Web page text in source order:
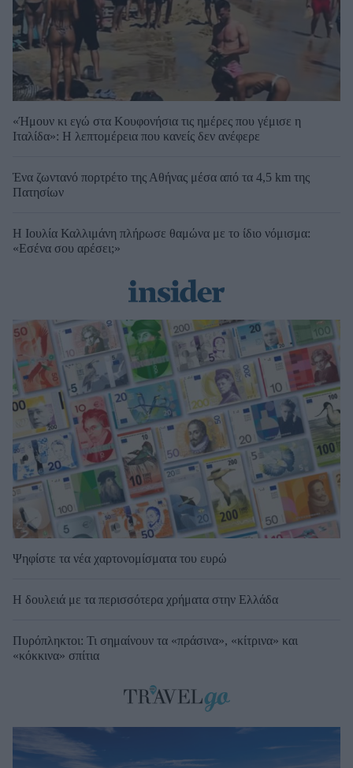
«Ήμουν κι εγώ στα Κουφονήσια τις ημέρες που γέμισε η
Ιταλίδα»: Η λεπτομέρεια που κανείς δεν ανέφερε
Ένα ζωντανό πορτρέτο της Αθήνας μέσα από τα 4,5 km της
Πατησίων
Η Ιουλία Καλλιμάνη πλήρωσε θαμώνα με το ίδιο νόμισμα:
«Εσένα σου αρέσει;»
Ψηφίστε τα νέα χαρτονομίσματα του ευρώ
Η δουλειά με τα περισσότερα χρήματα στην Ελλάδα
Πυρόπληκτοι: Τι σημαίνουν τα «πράσινα», «κίτρινα» και
«κόκκινα» σπίτια